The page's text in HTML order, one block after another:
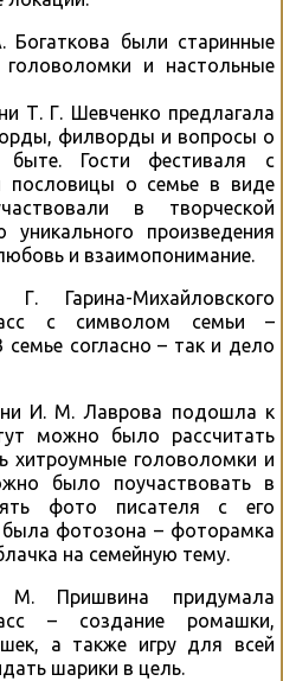
были старинные
и настольные
Т. Г. Шевченко предлагала
филворды и вопросы о
Гости фестиваля с
пословицы о семье в виде
в творческой
произведения
и взаимопонимание.
Гарина-Михайловского
с символом семьи –
согласно – так и дело
И. М. Лаврова подошла к
можно было рассчитать
хитроумные головоломки и
было поучаствовать в
фото писателя с его
была фотозона – фоторамка
на семейную тему.
Пришвина придумала
– создание ромашки,
а также игру для всей
шарики в цель.